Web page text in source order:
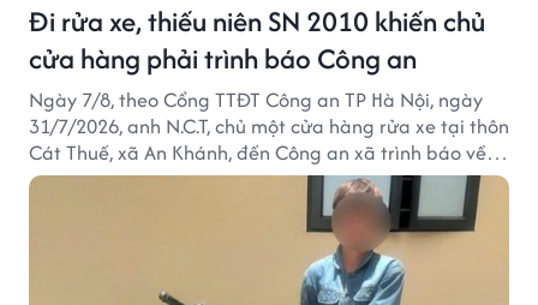
Đi rửa xe, thiếu niên SN 2010 khiến chủ
cửa hàng phải trình báo Công an
Ngày 7/8, theo Cổng TTĐT Công an TP Hà Nội, ngày
31/7/2026, anh N.C.T, chủ một cửa hàng rửa xe tại thôn
Cát Thuế, xã An Khánh, đến Công an xã trình báo về
việc bị mất trộm chiếc xe máy Honda Wave. Trong cốp
xe còn có nhiều giấy tờ cá nhân và khoảng 1,2 triệu